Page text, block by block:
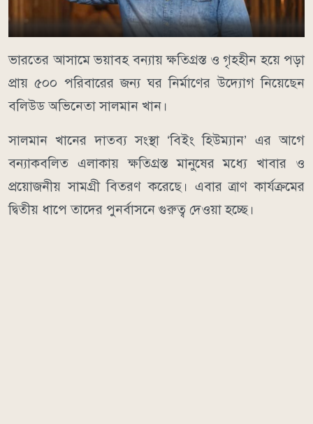
ভারতের আসামে ভয়াবহ বন্যায় ক্ষতিগ্রস্ত ও গৃহহীন হয়ে পড়া
প্রায় ৫০০ পরিবারের জন্য ঘর নির্মাণের উদ্যোগ নিয়েছেন
বলিউড অভিনেতা সালমান খান।
সালমান খানের দাতব্য সংস্থা ‘বিইং হিউম্যান’ এর আগে
বন্যাকবলিত এলাকায় ক্ষতিগ্রস্ত মানুষের মধ্যে খাবার ও
প্রয়োজনীয় সামগ্রী বিতরণ করেছে। এবার ত্রাণ কার্যক্রমের
দ্বিতীয় ধাপে তাদের পুনর্বাসনে গুরুত্ব দেওয়া হচ্ছে।